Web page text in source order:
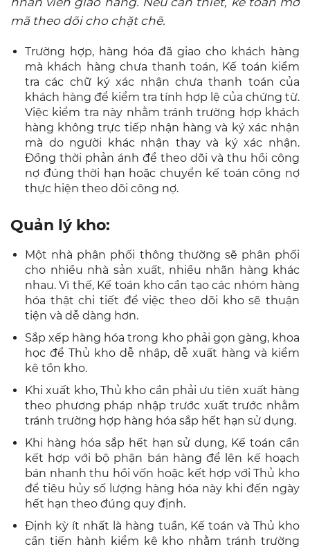
mã theo dõi cho chặt chẽ.
Trường hợp, hàng hóa đã giao cho khách hàng
mà khách hàng chưa thanh toán, Kế toán kiểm
tra các chữ ký xác nhận chưa thanh toán của
khách hàng để kiểm tra tính hợp lệ của chứng từ.
Việc kiểm tra này nhằm tránh trường hợp khách
hàng không trực tiếp nhận hàng và ký xác nhận
mà do người khác nhận thay và ký xác nhận.
Đồng thời phản ánh để theo dõi và thu hồi công
nợ đúng thời hạn hoặc chuyển kế toán công nợ
thực hiện theo dõi công nợ.
Quản lý kho:
Một nhà phân phối thông thường sẽ phân phối
cho nhiều nhà sản xuất, nhiều nhãn hàng khác
nhau. Vì thế, Kế toán kho cần tạo các nhóm hàng
hóa thật chi tiết để việc theo dõi kho sẽ thuận
tiện và dễ dàng hơn.
Sắp xếp hàng hóa trong kho phải gọn gàng, khoa
học để Thủ kho dễ nhập, dễ xuất hàng và kiểm
kê tồn kho.
Khi xuất kho, Thủ kho cần phải ưu tiên xuất hàng
theo phương pháp nhập trước xuất trước nhằm
tránh trường hợp hàng hóa sắp hết hạn sử dụng.
Khi hàng hóa sắp hết hạn sử dụng, Kế toán cần
kết hợp với bộ phận bán hàng để lên kế hoạch
bán nhanh thu hồi vốn hoặc kết hợp với Thủ kho
để tiêu hủy số lượng hàng hóa này khi đến ngày
hết hạn theo đúng quy định.
Định kỳ ít nhất là hàng tuần, Kế toán và Thủ kho
cần tiến hành kiểm kê kho nhằm tránh trường